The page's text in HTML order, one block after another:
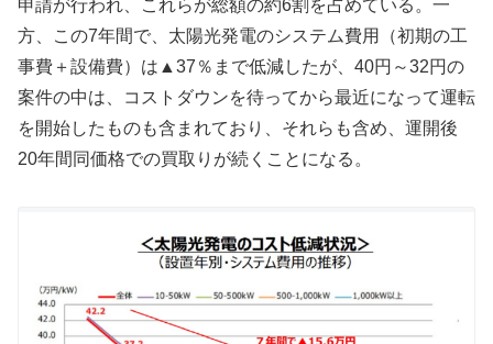
申請が行われ、これらが総額の約6割を占めている。一
方、この7年間で、太陽光発電のシステム費用（初期の工
事費＋設備費）は▲37％まで低減したが、40円～32円の
案件の中は、コストダウンを待ってから最近になって運転
を開始したものも含まれており、それらも含め、運開後
20年間同価格での買取りが続くことになる。